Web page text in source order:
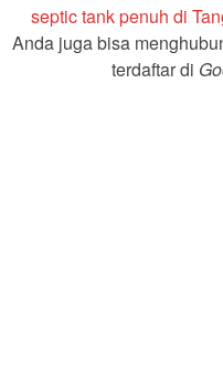
septic tank penuh di
Anda juga bisa
terdaftar di